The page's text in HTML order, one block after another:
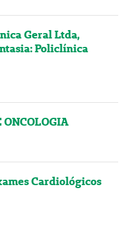
Geral Ltda,
Policlínica
ONCOLOGIA
Cardiológicos